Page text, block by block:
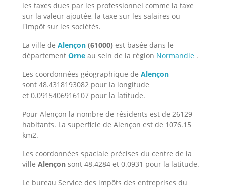
les taxes dues par les professionnel comme la taxe
sur la valeur ajoutée, la taxe sur les salaires ou
l'impôt sur les sociétés.
La ville de Alençon (61000) est basée dans le
département Orne au sein de la région Normandie .
Les coordonnées géographique de Alençon
sont 48.4318193082 pour la longitude
et 0.0915406916107 pour la latitude.
Pour Alençon la nombre de résidents est de 26129
habitants. La superficie de Alençon est de 1076.15
km2.
Les coordonnées spaciale précises du centre de la
ville Alençon sont 48.4284 et 0.0931 pour la latitude.
Le bureau Service des impôts des entreprises du